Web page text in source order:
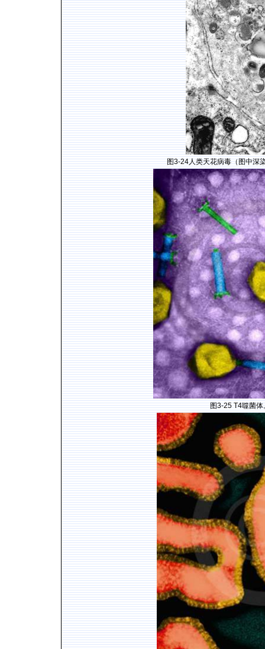
图3-24人类天花病毒（图中深
图3-25 T4噬菌体